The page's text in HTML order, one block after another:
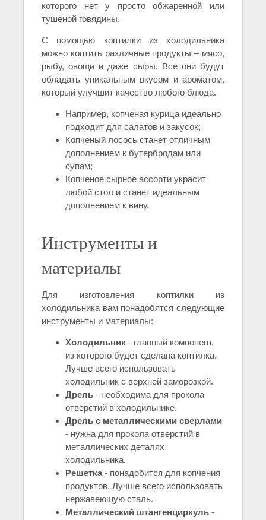
которого нет у просто обжаренной или
тушеной говядины.
С помощью коптилки из холодильника
можно коптить различные продукты – мясо,
рыбу, овощи и даже сыры. Все они будут
обладать уникальным вкусом и ароматом,
который улучшит качество любого блюда.
Например, копченая курица идеально
подходит для салатов и закусок;
Копченый лосось станет отличным
дополнением к бутербродам или
супам;
Копченое сырное ассорти украсит
любой стол и станет идеальным
дополнением к вину.
Инструменты и
материалы
Для изготовления коптилки из
холодильника вам понадобятся следующие
инструменты и материалы:
Холодильник - главный компонент,
из которого будет сделана коптилка.
Лучше всего использовать
холодильник с верхней заморозкой.
Дрель - необходима для прокола
отверстий в холодильнике.
Дрель с металлическими сверлами
- нужна для прокола отверстий в
металлических деталях
холодильника.
Решетка- понадобится для копчения
продуктов. Лучше всего использовать
нержавеющую сталь.
Металлический штангенциркуль -